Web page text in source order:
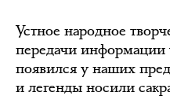
Устное народное
передачи информации
появился у наших
и легенды носили